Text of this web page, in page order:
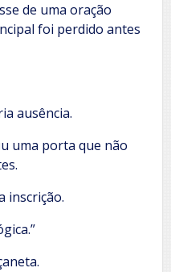
de uma oração
foi perdido antes
ausência.
uma porta que não
inscrição.